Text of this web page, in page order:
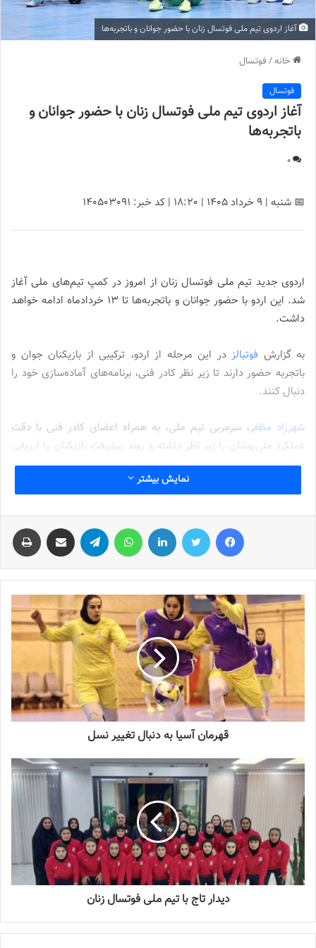
آغاز اردوی تیم ملی فوتسال زنان با حضور جوانان و باتجربه‌ها
خانه/ فوتسال
فوتسال
آغاز اردوی تیم ملی فوتسال زنان با حضور جوانان و
باتجربه‌ها
0
📅 شنبه | 9 خرداد ۱۴۰۵ | 18:20 | کد خبر: 140503091
اردوی جدید تیم ملی فوتسال زنان از امروز در کمپ تیم‌های ملی آغاز
شد. این اردو با حضور جوانان و باتجربه‌ها تا ۱۳ خردادماه ادامه خواهد
داشت.
به گزارش فوتبالز در این مرحله از اردو، ترکیبی از بازیکنان جوان و
باتجربه حضور دارند تا زیر نظر کادر فنی، برنامه‌های آماده‌سازی خود را
دنبال کنند.
شهرزاد مظفر، سرمربی تیم ملی، به همراه اعضای کادر فنی با دقت
عملکرد ملی‌پوشان را زیر نظر داشته و روند پیشرفت بازیکنان را ارزیابی
می‌کنند.
جنجال جدید در سوپرلیگ فوتسال
لیست تیم ملی فوتسال زنان اعلام شد
2025-04-28
سرنوشت عجیب ستاره ایرانی در تورکال
2023-05-12
برگزاری اردوی انتخابی تیم ملی فوتسال
2023-08-01
تمرینات این اردو در بخش‌های مختلفی از جمله بازی‌های یک در مقابل
یک، دو در مقابل دو، تاکتیک‌های فردی، آمادگی جسمانی و تمرینات
هوازی برگزار می‌شود. همچنین یکی از محورهای اصلی برنامه‌های
تمرینی، افزایش سرعت اجرا و بهبود تصمیم‌گیری بازیکنان در شرایط
مسابقه است. ملی‌پوشان در کنار تمرینات گروهی، برنامه‌های اختصاصی
تاکتیکی به آمادگی مطلوب دست یابند.
نمایش بیشتر
قهرمان آسیا به دنبال تغییر نسل
دیدار تاج با تیم ملی فوتسال زنان